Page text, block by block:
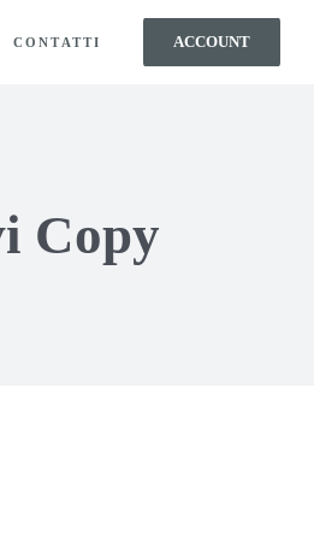
CONTATTI ACCOUNT
Copy